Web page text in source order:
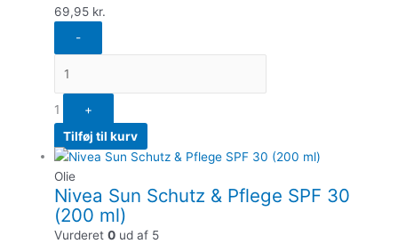
69,95 kr.
-
1
+
Tilføj til kurv
Olie
Nivea Sun Schutz & Pflege SPF 30
(200 ml)
Vurderet0 ud af 5